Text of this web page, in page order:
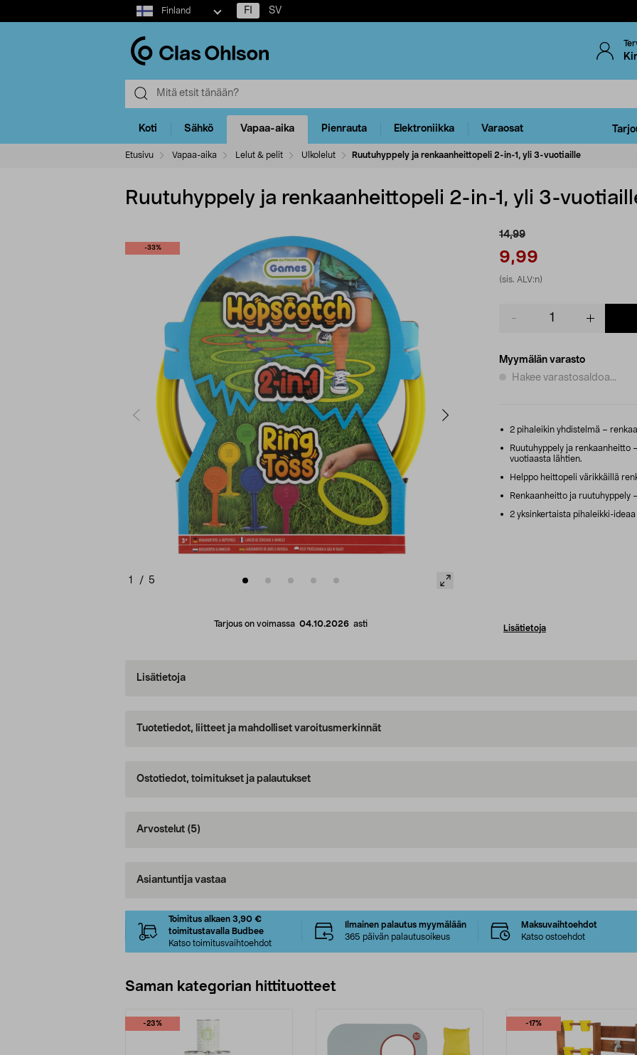
Select
market
Finland FI SV
Koti Sähkö Vapaa-aika Pienrauta Elektroniikka Varaosat
Etusivu Vapaa-aika Lelut & pelit Ulkolelut Ruutuhyppely ja renkaanheittopeli 2-in-1, yli 3-vuotiaille
Ruutuhyppely ja renkaanheittopeli 2-in-1, yli 3-
-33%
1 / 5
Tarjous on voimassa 04.10.2026 asti
14,99
9,99
(sis. ALV:n)
Myymälän varasto
Hakee varastosaldoa...
2 pihaleikin yhdistelmä –
Ruutuhyppely ja renkaanheitto
vuotiaasta lähtien.
Helppo heittopeli värikkäillä
Renkaanheitto ja ruutuhyppely
2 yksinkertaista pihaleikki-
Lisätietoja
Lisätietoja
Tuotetiedot, liitteet ja mahdolliset varoitusmerkinnät
Ostotiedot, toimitukset ja palautukset
Arvostelut (5)
Asiantuntija vastaa
Toimitus alkaen 3,90 €
toimitustavalla Budbee
Katso toimitusvaihtoehdot
Ilmainen palautus myymälään
365 päivän palautusoikeus
Maksuvaihtoehdot
Katso ostoehdot
Saman kategorian hittituotteet
-23% -17%